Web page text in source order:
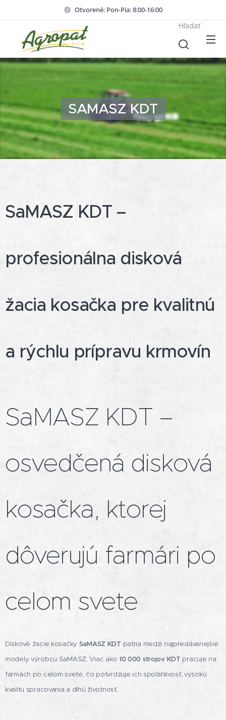
Otvorené: Pon-Pia: 8:00-16:00
Hľadať
SAMASZ KDT
SaMASZ KDT –
profesionálna disková
žacia kosačka pre kvalitnú
a rýchlu prípravu krmovín
SaMASZ KDT –
osvedčená disková
kosačka, ktorej
dôverujú farmári po
celom svete
Diskové žacie kosačkySaMASZ KDT patria medzi najpredávanejšie
modely výrobcu SaMASZ. Viac ako 10 000 strojov KDT pracuje na
farmách po celom svete, čo potvrdzuje ich spoľahlivosť, vysokú
kvalitu spracovania a dlhú životnosť.